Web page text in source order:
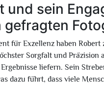
und sein
gefragten
für Exzellenz haben
Sorgfalt und
liefern. Sein
dazu führt, dass viele